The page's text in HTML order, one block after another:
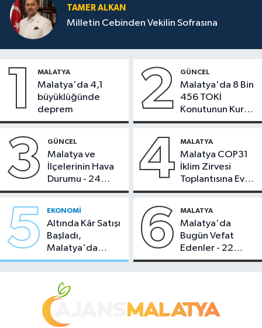
TAMER ALKAN
Milletin Cebinden Vekilin Sofrasına
1 MALATYA
Malatya'da 4,1
büyüklüğünde
deprem
2 GÜNCEL
Malatya'da 8 Bin
456 TOKİ
Konutunun Kurası
Bugün Çekiliyor
3 GÜNCEL
Malatya ve
İlçelerinin Hava
Durumu - 24
Temmuz 2026
4 MALATYA
Malatya COP31
İklim Zirvesi
Toplantısına Ev
Sahipliği Yaptı
5 EKONOMI
Altında Kâr Satışı
Başladı,
Malatya'da
Makas Ne
6 MALATYA
Malatya'da
Bugün Vefat
Edenler - 22
Temmuz 2026